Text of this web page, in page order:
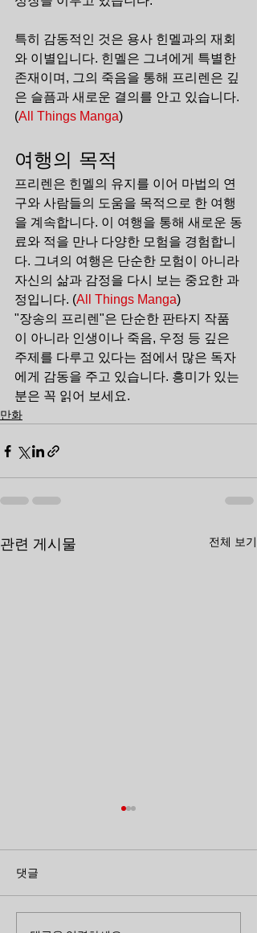
특히 감동적인 것은 용사 힌멜과의 재회
와 이별입니다. 힌멜은 그녀에게 특별한
존재이며, 그의 죽음을 통해 프리렌은 깊
은 슬픔과 새로운 결의를 안고 있습니다.
(All Things Manga)​
여행의 목적
프리렌은 힌멜의 유지를 이어 마법의 연
구와 사람들의 도움을 목적으로 한 여행
을 계속합니다. 이 여행을 통해 새로운 동
료와 적을 만나 다양한 모험을 경험합니
다. 그녀의 여행은 단순한 모험이 아니라
자신의 삶과 감정을 다시 보는 중요한 과
정입니다. (All Things Manga)​
"장송의 프리렌"은 단순한 판타지 작품
이 아니라 인생이나 죽음, 우정 등 깊은
주제를 다루고 있다는 점에서 많은 독자
에게 감동을 주고 있습니다. 흥미가 있는
분은 꼭 읽어 보세요.
만화
관련 게시물 전체 보기
혹한 결말: 레제가 남긴 지
석합니다. 덴지에게 '인간답게'
사는 법을 가르친 레제의 달콤
댓글